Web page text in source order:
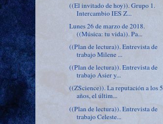
((El invitado de hoy)). Grupo 1.
Intercambio IES Z...
Lunes 26 de marzo de 2018.
((Música: tu vida)). Pa...
((Plan de lectura)). Entrevista de
trabajo Milene ...
((Plan de lectura)). Entrevista de
trabajo Asier y...
((ZScience)). La reputación a los 5
años, el últim...
((Plan de lectura)). Entrevista de
trabajo Celeste...